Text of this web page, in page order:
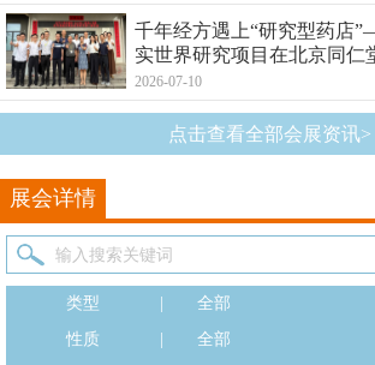
千年经方遇上“研究型药店
实世界研究项目在北京同仁
2026-07-10
点击查看全部会展资讯>
展会详情
类型
全部
性质
全部